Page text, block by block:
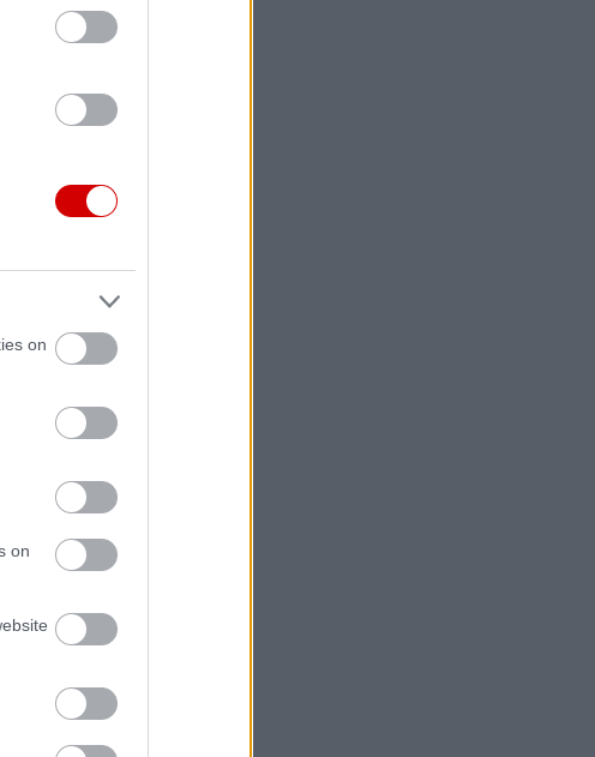
on
on
Διεθνούς
σταθερός
εκφράζει
τη χώρα μας
Your Impossible»
της υποστήριξης